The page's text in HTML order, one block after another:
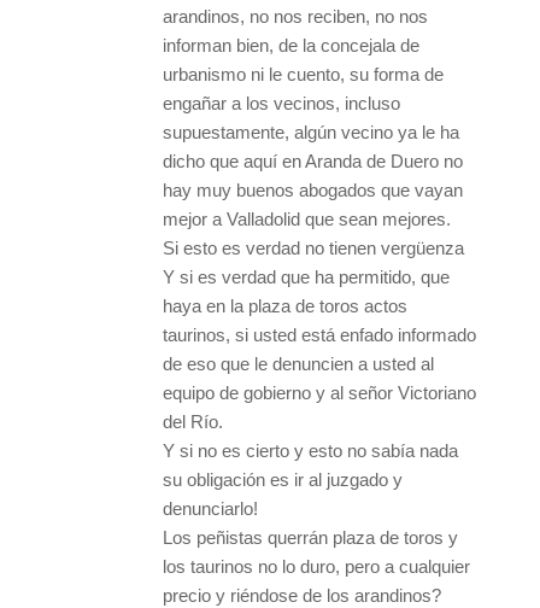
arandinos, no nos reciben, no nos
informan bien, de la concejala de
urbanismo ni le cuento, su forma de
engañar a los vecinos, incluso
supuestamente, algún vecino ya le ha
dicho que aquí en Aranda de Duero no
hay muy buenos abogados que vayan
mejor a Valladolid que sean mejores.
Si esto es verdad no tienen vergüenza
Y si es verdad que ha permitido, que
haya en la plaza de toros actos
taurinos, si usted está enfado informado
de eso que le denuncien a usted al
equipo de gobierno y al señor Victoriano
del Río.
Y si no es cierto y esto no sabía nada
su obligación es ir al juzgado y
denunciarlo!
Los peñistas querrán plaza de toros y
los taurinos no lo duro, pero a cualquier
precio y riéndose de los arandinos?